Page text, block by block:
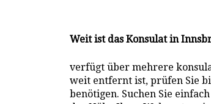
Weit ist das Konsulat in
verfügt über mehrere
weit entfernt ist, prüfen Sie
benötigen. Suchen Sie